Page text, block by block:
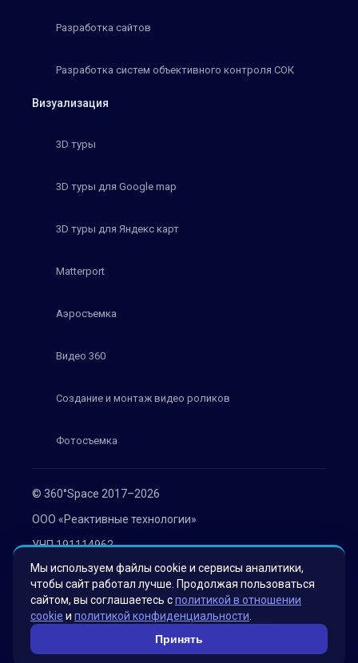
© 360°Space 2017–2026
ООО «Реактивные технологии»
УНП 191114962
г. Минск, ул. Мележа 1, офис 402
Политика конфиденциальности
Согласие на обработку персональных данных
Разработка сайтов
Разработка систем объективного контроля СОК
Визуализация
3D туры
3D туры для Google map
3D туры для Яндекс карт
Matterport
Аэросъемка
Видео 360
Создание и монтаж видео роликов
Фотосъемка
Мы используем файлы cookie и сервисы аналитики,
чтобы сайт работал лучше. Продолжая пользоваться
сайтом, вы соглашаетесь сполитикой в отношении
cookie и политикой конфиденциальности
Принять